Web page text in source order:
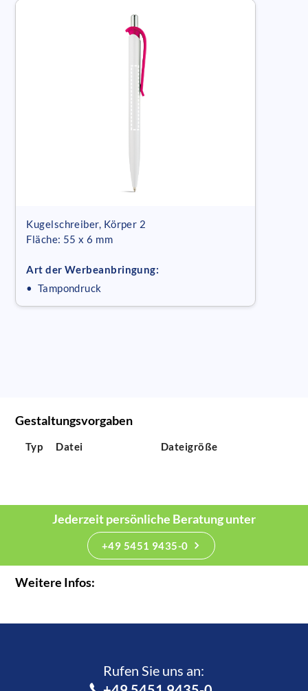
Kugelschreiber, Körper 2
Fläche: 55 x 6 mm
Art der Werbeanbringung:
• Tampondruck
Gestaltungsvorgaben
Typ Datei Dateigröße
Jederzeit persönliche Beratung unter
+49 5451 9435-0
Weitere Infos:
Rufen Sie uns an:­